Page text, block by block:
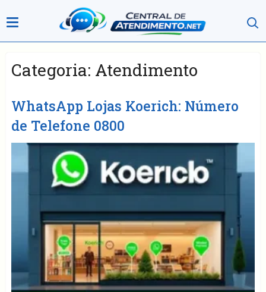
Categoria: Atendimento
WhatsApp Lojas Koerich: Número
de Telefone 0800